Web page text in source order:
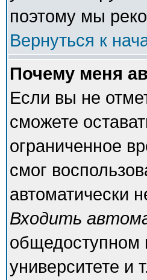
поэтому мы
Вернуться к
Почему меня
Если вы не
сможете
ограниченное
смог
автоматически
Входить
общедоступном
университете и